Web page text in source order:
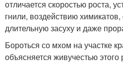
отличается скоростью роста,
гнили, воздействию
длительную засуху и даже
Бороться со мхом на участке
объясняется живучестью этого